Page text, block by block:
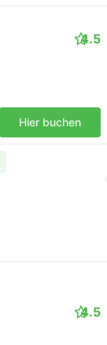
4.5
Hier buchen
4.5